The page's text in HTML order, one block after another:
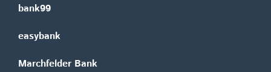
bank99
easybank
Marchfelder Bank